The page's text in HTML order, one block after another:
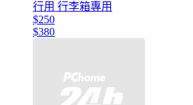
行用 行李箱專用
$250
$380